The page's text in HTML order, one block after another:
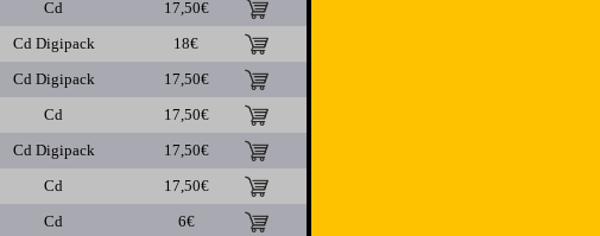
Cd
17,50€
Cd Digipack
18€
Cd Digipack
17,50€
Cd
17,50€
Cd Digipack
17,50€
Cd
17,50€
Cd
6€